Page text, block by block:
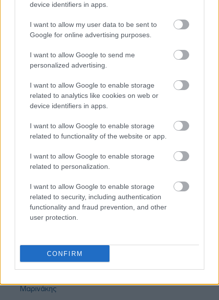
device identifiers in apps.
I want to allow my user data to be sent to
Google for online advertising purposes.
I want to allow Google to send me
personalized advertising.
I want to allow Google to enable storage
related to analytics like cookies on web or
device identifiers in apps.
I want to allow Google to enable storage
related to functionality of the website or app.
I want to allow Google to enable storage
related to personalization.
I want to allow Google to enable storage
related to security, including authentication
functionality and fraud prevention, and other
user protection.
CONFIRM
BEST OFINTERNET
ευρώ!
Οι πλουσιότεροι ιδιοκτήτες ομάδων παγκοσμίως:
Μαρινάκης